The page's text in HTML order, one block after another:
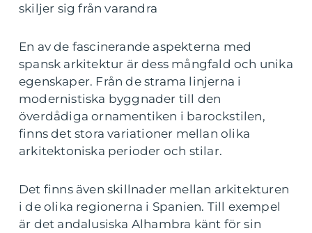
skiljer sig från varandra
En av de fascinerande aspekterna med
spansk arkitektur är dess mångfald och unika
egenskaper. Från de strama linjerna i
modernistiska byggnader till den
överdådiga ornamentiken i barockstilen,
finns det stora variationer mellan olika
arkitektoniska perioder och stilar.
Det finns även skillnader mellan arkitekturen
i de olika regionerna i Spanien. Till exempel
är det andalusiska Alhambra känt för sin